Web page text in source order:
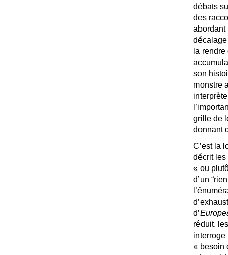
débats
des
abordant
décalage
la
son
monstre
grille de
donnant
C’est la
décrit les
« ou
d’un
d’
réduit,
interroge
« besoin